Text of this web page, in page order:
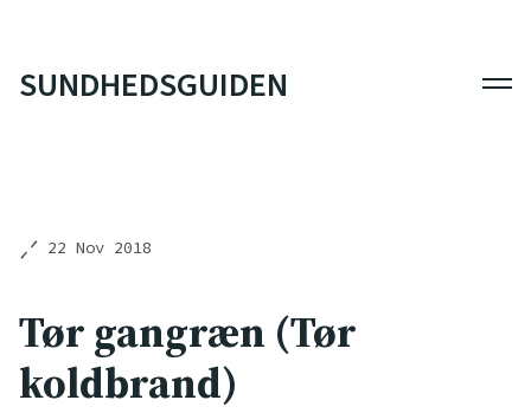
SUNDHEDSGUIDEN
22 Nov 2018
Tør gangræn (Tør
koldbrand)